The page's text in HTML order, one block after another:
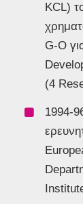
KCL)
G-O
(4
1994-